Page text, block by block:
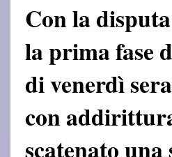
Con la
la prima fase
di venerdì
con
scatenato